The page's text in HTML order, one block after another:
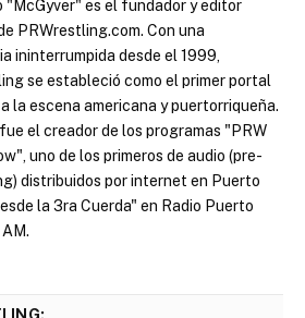
"McGyver" es el fundador y editor
PRWrestling.com. Con una
ininterrumpida desde el 1999,
se estableció como el primer portal
la escena americana y puertorriqueña.
el creador de los programas "PRW
uno de los primeros de audio (pre-
distribuidos por internet en Puerto
la 3ra Cuerda" en Radio Puerto